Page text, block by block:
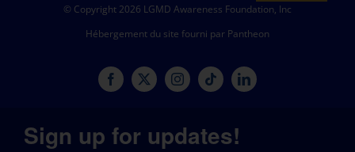
© Copyright 2026 LGMD Awareness Foundation, Inc
Hébergement du site fourni par Pantheon
Sign up for updates!